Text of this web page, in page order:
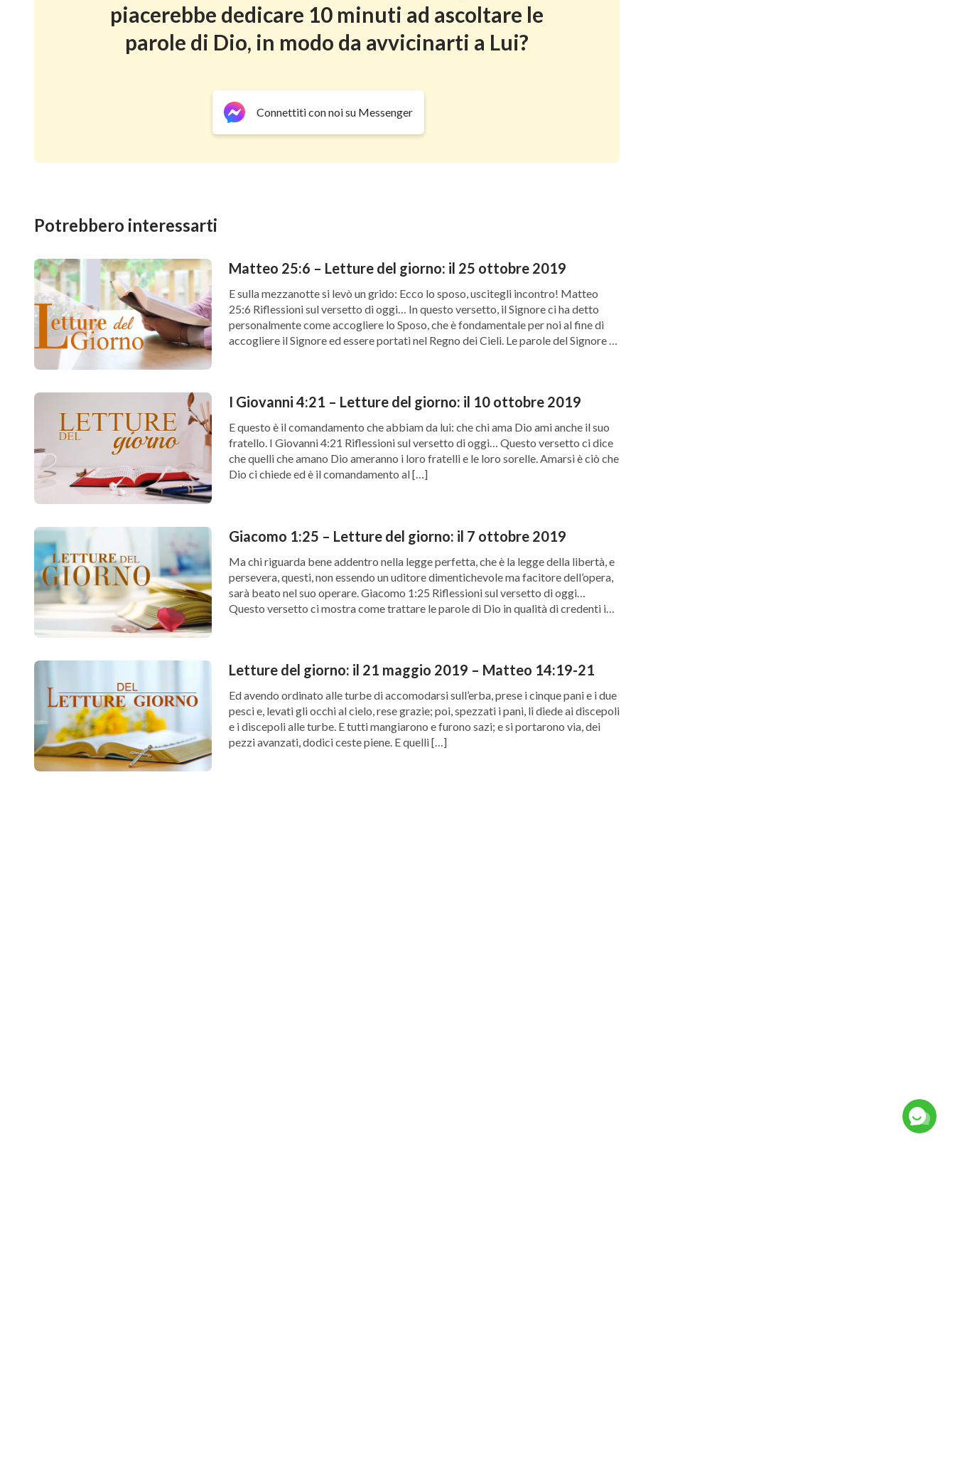
piacerebbe dedicare 10 minuti ad ascoltare le
parole di Dio, in modo da avvicinarti a Lui?
Connettiti con noi su Messenger
Potrebbero interessarti
Matteo 25:6 – Letture del giorno: il 25 ottobre 2019
E sulla mezzanotte si levò un grido: Ecco lo sposo, uscitegli incontro! Matteo
25:6 Riflessioni sul versetto di oggi… In questo versetto, il Signore ci ha detto
personalmente come accogliere lo Sposo, che è fondamentale per noi al fine di
accogliere il Signore ed essere portati nel Regno dei Cieli. Le parole del Signore ci
I Giovanni 4:21 – Letture del giorno: il 10 ottobre 2019
E questo è il comandamento che abbiam da lui: che chi ama Dio ami anche il suo
fratello. I Giovanni 4:21 Riflessioni sul versetto di oggi… Questo versetto ci dice
che quelli che amano Dio ameranno i loro fratelli e le loro sorelle. Amarsi è ciò che
Dio ci chiede ed è il comandamento al […]
Giacomo 1:25 – Letture del giorno: il 7 ottobre 2019
Ma chi riguarda bene addentro nella legge perfetta, che è la legge della libertà, e
persevera, questi, non essendo un uditore dimentichevole ma facitore dell’opera,
sarà beato nel suo operare. Giacomo 1:25 Riflessioni sul versetto di oggi…
Questo versetto ci mostra come trattare le parole di Dio in qualità di credenti in
Letture del giorno: il 21 maggio 2019 – Matteo 14:19-21
Ed avendo ordinato alle turbe di accomodarsi sull’erba, prese i cinque pani e i due
pesci e, levati gli occhi al cielo, rese grazie; poi, spezzati i pani, li diede ai discepoli
e i discepoli alle turbe. E tutti mangiarono e furono sazi; e si portarono via, dei
pezzi avanzati, dodici ceste piene. E quelli […]